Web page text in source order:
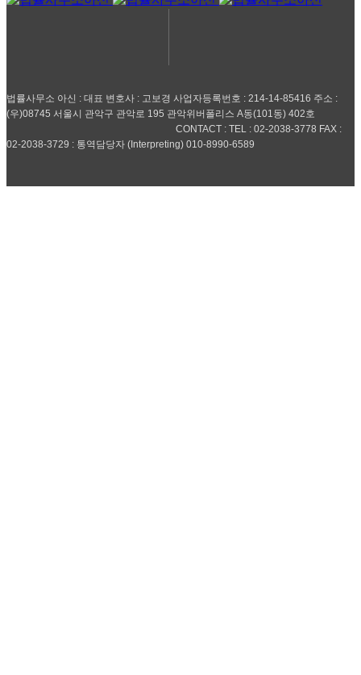
법률사무소 아신 : 대표 변호사 : 고보경 사업자등록번호 : 214-14-85416 주소 :
(우)08745 서울시 관악구 관악로 195 관악위버폴리스 A동(101동) 402호
CONTACT : TEL : 02-2038-3778 FAX :
02-2038-3729 : 통역담당자 (Interpreting) 010-8990-6589